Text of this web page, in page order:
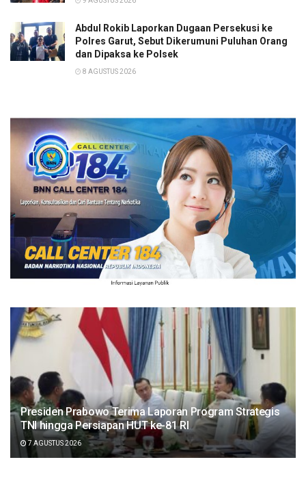
Abdul Rokib Laporkan Dugaan Persekusi ke
Polres Garut, Sebut Dikerumuni Puluhan Orang
dan Dipaksa ke Polsek
8 AGUSTUS 2026
Presiden Prabowo Terima Laporan Program Strategis
TNI hingga Persiapan HUT ke-81 RI
7 AGUSTUS 2026